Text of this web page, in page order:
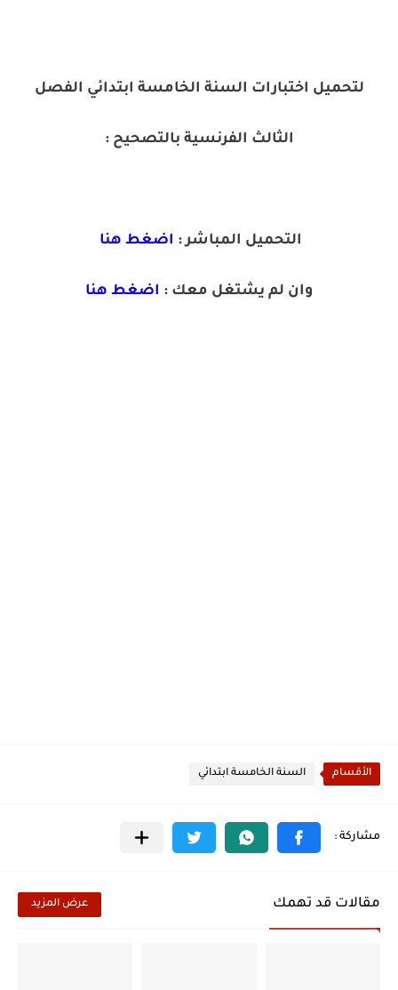
لتحميل اختبارات السنة الخامسة ابتدائي الفصل
الثالث الفرنسية بالتصحيح :
التحميل المباشر : اضغط هنا
وان لم يشتغل معك : اضغط هنا
الأقسام السنة الخامسة ابتدائي
مقالات قد تهمك عرض المزيد